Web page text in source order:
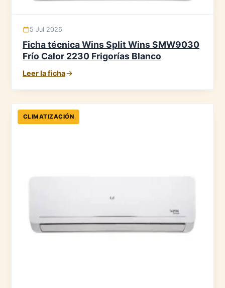
5 Jul 2026
Ficha técnica Wins Split Wins SMW9030
Frío Calor 2230 Frigorías Blanco
Leer la ficha
CLIMATIZACIÓN